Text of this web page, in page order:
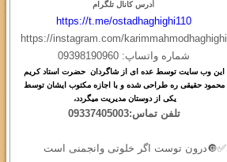
آدرس کانال تلگرام
https://t.me/ostadhaghighi110
https://instagram.com/karimmahmodhaghighi
شماره واتساپ: 09398190960
اینوب سایت توسطعده ای از شاگردان حضرت استاد کریم
محمود حقیقی ره طراحی شده و با اجازه مکتوب ایشان توسط
یکی از دوستان مدیریت میگردد،
تلفن تماس:09337405003
✅🔘درون توست اگر خلوتی وانجمنی است